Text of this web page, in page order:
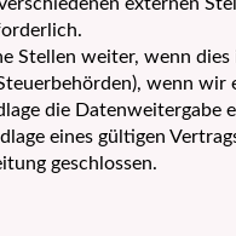
externen
Stellen weiter, wenn
wenn
die
eines gültigen
geschlossen.